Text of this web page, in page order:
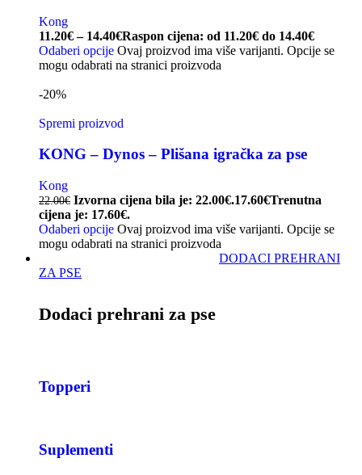
Kong
11.20€ – 14.40€Raspon cijena: od 11.20€ do 14.40€
Odaberi opcije Ovaj proizvod ima više varijanti. Opcije se
mogu odabrati na stranici proizvoda
-20%
Spremi proizvod
KONG – Dynos – Plišana igračka za pse
Kong
22.00€ Izvorna cijena bila je: 22.00€.17.60€Trenutna
cijena je: 17.60€.
Odaberi opcije Ovaj proizvod ima više varijanti. Opcije se
mogu odabrati na stranici proizvoda
DODACI PREHRANI
ZA PSE
Dodaci prehrani za pse
Topperi
Suplementi